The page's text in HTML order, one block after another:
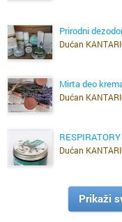
nije čudno da potražnja
potražnja, posebno kad
proizvođača čije se priče
Nastavak pročitajte na
Prirodni
Dućan
Mirta deo
Dućan
Dućan
Prikaži